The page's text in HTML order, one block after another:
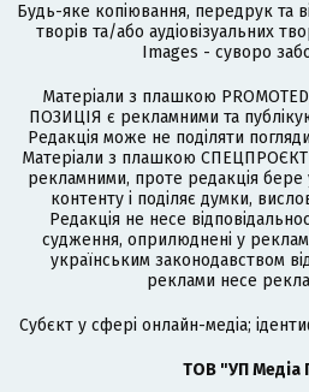
Будь-яке копіювання, передрук та
творів та/або аудіовізуальних
Images - суворо
Матеріали з плашкою
ПОЗИЦІЯ є рекламними та
Редакція може не поділяти
Матеріали з плашкою
рекламними, проте редакція бере
контенту і поділяє думки,
Редакція не несе
судження, оприлюднені у
українським законодавством
реклами несе
Cубєкт у сфері онлайн-медіа;
ТОВ "УП Медіа